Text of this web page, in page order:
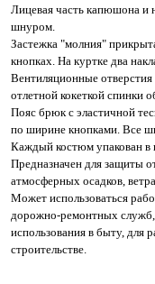
Лицевая часть капюшона и
шнуром.
Застежка "молния"
кнопках. На куртке два
Вентиляционные
отлетной кокеткой спинки
Пояс брюк с эластичной
по ширине кнопками. Все
Каждый костюм упакован в
Предназначен для защиты
атмосферных осадков,
Может использоваться
дорожно-ремонтных служб,
использования в быту, для
строительстве.